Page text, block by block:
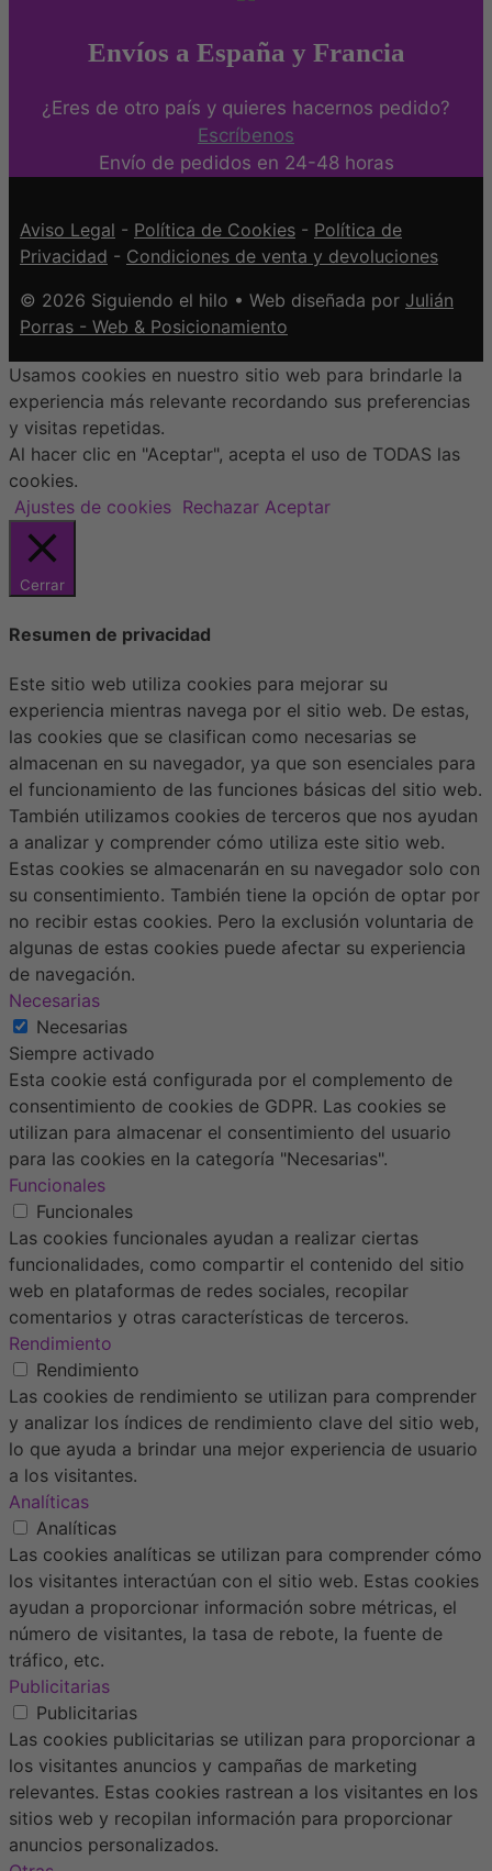
Envíos a España y Francia
¿Eres de otro país y quieres hacernos pedido?
Escríbenos
Envío de pedidos en 24-48 horas
Aviso Legal - Política de Cookies - Política de
Privacidad - Condiciones de venta y devoluciones
© 2026 Siguiendo el hilo • Web diseñada por Julián
Porras - Web & Posicionamiento
Usamos cookies en nuestro sitio web para brindarle la
experiencia más relevante recordando sus preferencias
y visitas repetidas.
Al hacer clic en "Aceptar", acepta el uso de TODAS las
cookies.
Ajustes de cookies Rechazar Aceptar
Cerrar
Resumen de privacidad
Este sitio web utiliza cookies para mejorar su
experiencia mientras navega por el sitio web. De estas,
las cookies que se clasifican como necesarias se
almacenan en su navegador, ya que son esenciales para
el funcionamiento de las funciones básicas del sitio web.
También utilizamos cookies de terceros que nos ayudan
a analizar y comprender cómo utiliza este sitio web.
Estas cookies se almacenarán en su navegador solo con
su consentimiento. También tiene la opción de optar por
no recibir estas cookies. Pero la exclusión voluntaria de
algunas de estas cookies puede afectar su experiencia
de navegación.
Necesarias
Necesarias
Siempre activado
Esta cookie está configurada por el complemento de
consentimiento de cookies de GDPR. Las cookies se
utilizan para almacenar el consentimiento del usuario
para las cookies en la categoría "Necesarias".
Funcionales
Funcionales
Las cookies funcionales ayudan a realizar ciertas
funcionalidades, como compartir el contenido del sitio
web en plataformas de redes sociales, recopilar
comentarios y otras características de terceros.
Rendimiento
Rendimiento
Las cookies de rendimiento se utilizan para comprender
y analizar los índices de rendimiento clave del sitio web,
lo que ayuda a brindar una mejor experiencia de usuario
a los visitantes.
Analíticas
Analíticas
Las cookies analíticas se utilizan para comprender cómo
los visitantes interactúan con el sitio web. Estas cookies
ayudan a proporcionar información sobre métricas, el
número de visitantes, la tasa de rebote, la fuente de
tráfico, etc.
Publicitarias
Publicitarias
Las cookies publicitarias se utilizan para proporcionar a
los visitantes anuncios y campañas de marketing
relevantes. Estas cookies rastrean a los visitantes en los
sitios web y recopilan información para proporcionar
anuncios personalizados.